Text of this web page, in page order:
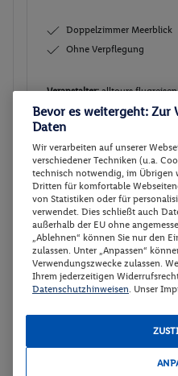
Doppelzimmer Meerblick
Ohne Verpflegung
Veranstalter:alltours
Weitere Informationen des
Buchen
Doppelzimmer
26.08. - 28.08.2026
Doppelzimmer Meerblick
Ohne Verpflegung
Weitere Informationen des
Bevor es weitergeht: Zur
Daten
Wir verarbeiten auf unserer
verschiedener Techniken (u.a.
technisch notwendig, im Übrigen
Dritten für komfortable
von Statistiken oder für
verwendet. Dies schließt auch
außerhalb der EU ohne
„Ablehnen“ können Sie nur den
zulassen. Unter „Anpassen“
Verwendungszwecke zulassen.
Ihrem jederzeitigen
Datenschutzhinweisen . Unser